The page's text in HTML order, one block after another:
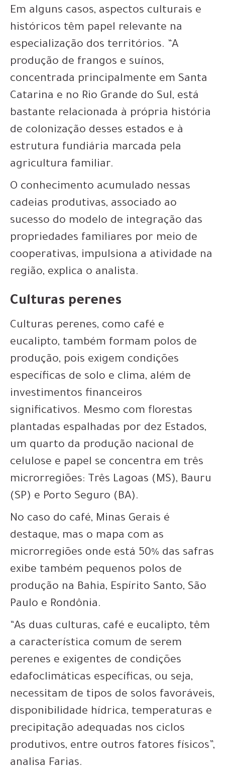
Em alguns casos, aspectos culturais e
históricos têm papel relevante na
especialização dos territórios. “A
produção de frangos e suínos,
concentrada principalmente em Santa
Catarina e no Rio Grande do Sul, está
bastante relacionada à própria história
de colonização desses estados e à
estrutura fundiária marcada pela
agricultura familiar.
O conhecimento acumulado nessas
cadeias produtivas, associado ao
sucesso do modelo de integração das
propriedades familiares por meio de
cooperativas, impulsiona a atividade na
região, explica o analista.
Culturas perenes
Culturas perenes, como café e
eucalipto, também formam polos de
produção, pois exigem condições
específicas de solo e clima, além de
investimentos financeiros
significativos. Mesmo com florestas
plantadas espalhadas por dez Estados,
um quarto da produção nacional de
celulose e papel se concentra em três
microrregiões: Três Lagoas (MS), Bauru
(SP) e Porto Seguro (BA).
No caso do café, Minas Gerais é
destaque, mas o mapa com as
microrregiões onde está 50% das safras
exibe também pequenos polos de
produção na Bahia, Espírito Santo, São
Paulo e Rondônia.
“As duas culturas, café e eucalipto, têm
a característica comum de serem
perenes e exigentes de condições
edafoclimáticas específicas, ou seja,
necessitam de tipos de solos favoráveis,
disponibilidade hídrica, temperaturas e
precipitação adequadas nos ciclos
produtivos, entre outros fatores físicos”,
analisa Farias.